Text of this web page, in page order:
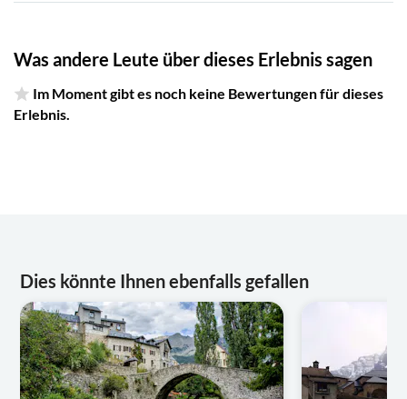
Was andere Leute über dieses Erlebnis sagen
Im Moment gibt es noch keine Bewertungen für dieses
Erlebnis.
Dies könnte Ihnen ebenfalls gefallen